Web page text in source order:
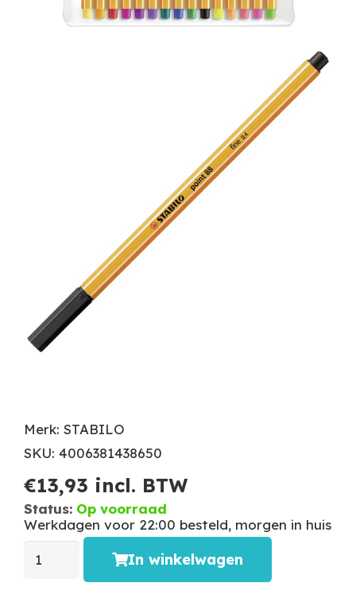
Merk: STABILO
SKU: 4006381438650
€13,93 incl. BTW
Status: Op voorraad
Werkdagen voor 22:00 besteld, morgen in huis
In winkelwagen